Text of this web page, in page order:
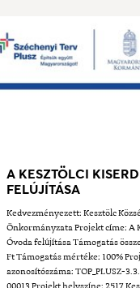
A KESZTÖLCI
FELÚJÍTÁSA
Kedvezményezett: Kesztölc
Önkormányzata Projekt címe: A
Óvoda felújítása Támogatás
Ft Támogatás mértéke: 100%
azonosítószáma: TOP_PLUSZ-